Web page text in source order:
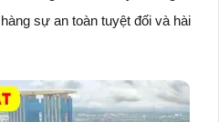
sự an toàn tuyệt đối và hài